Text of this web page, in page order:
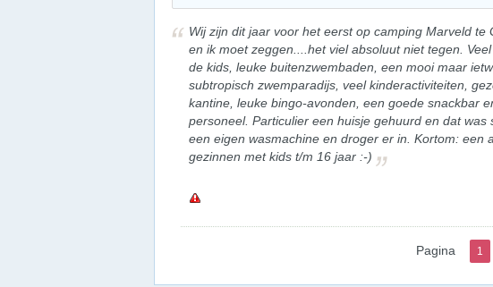
Wij zijn dit jaar voor het eerst op camping Marveld te
en ik moet zeggen....het viel absoluut niet tegen.
de kids, leuke buitenzwembaden, een mooi maar
subtropisch zwemparadijs, veel kinderactiviteiten,
kantine, leuke bingo-avonden, een goede snackbar
personeel. Particulier een huisje gehuurd en dat was
een eigen wasmachine en droger er in. Kortom: een
gezinnen met kids t/m 16 jaar :-)
Pagina 1